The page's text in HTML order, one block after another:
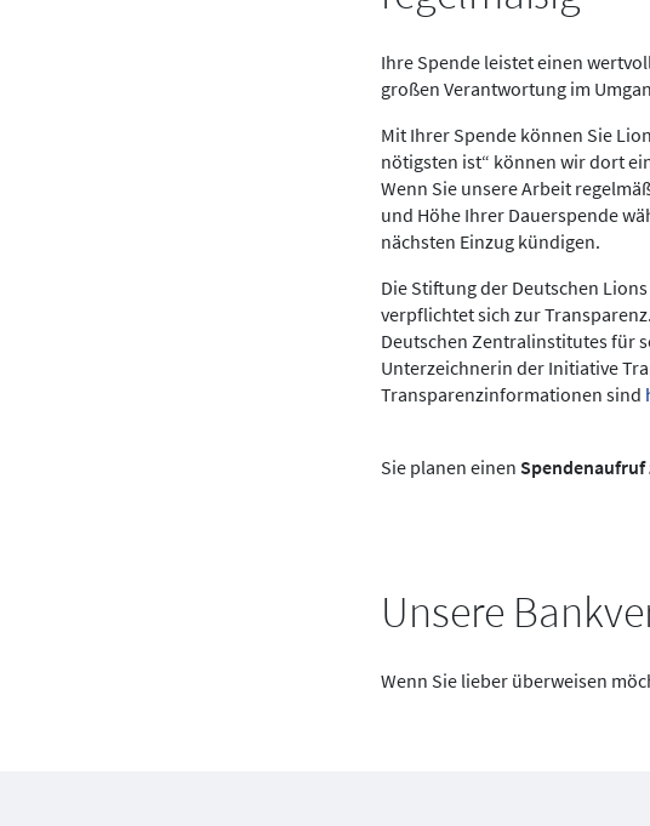
Ihre Spende leistet einen
großen Verantwortung im
Mit Ihrer Spende können Sie
nötigsten ist“ können wir dort
Wenn Sie unsere Arbeit
und Höhe Ihrer Dauerspende
nächsten Einzug kündigen.
Die Stiftung der Deutschen
verpflichtet sich zur
Deutschen Zentralinstitutes für
Unterzeichnerin der Initiative
Transparenzinformationen sind
Sie planen einen Spendenaufruf
Unsere
Wenn Sie lieber überweisen